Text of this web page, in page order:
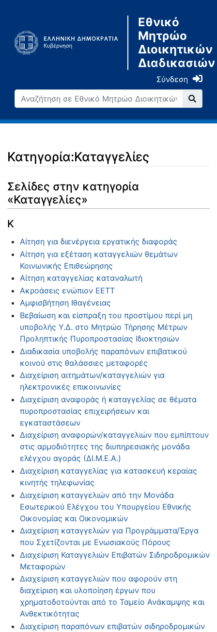
Εθνικό
Μητρώο
Διοικητικών
Διαδικασιών
Σύνδεση
Κατηγορία:Καταγγελίες
Μετάβαση σε: αναζήτηση
Σελίδες στην κατηγορία
«Καταγγελίες»
Κ
Αίτηση για διενέργεια εργατικής διαφοράς
Αίτηση για εξέταση καταγγελιών θεμάτων
Κοινωνικής Επιθεώρησης
Αίτηση καταγγελίας καταναλωτή
Ακροάσεις ενώπιον ΕΕΤΤ
Αμφισβήτηση Ιθαγένειας
Βεβαίωση και είσπραξη του προστίμου περί μη
υποβολής Υ.Δ. στο Μητρώο Τήρησης Μέτρων
Προληπτικής Πυροπροστασίας Ιδιοκτησιών
Διαδικασία υποβολής παραπόνων επιβατικού
κοινού στις θαλάσσιες μεταφορές
Διαχείριση αιτημάτων/καταγγελιών για
ηλεκτρονικές επικοινωνίες
Διαχείριση αναφοράς ή καταγγελίας σε θέματα
πυροπροστασίας επιχειρήσεων και
εγκαταστάσεων
Διαχείριση αναφορών/καταγγελιών που εμπίπτουν
στις αρμοδιότητες της διυπηρεσιακής μονάδα
ελέγχου αγοράς (ΔΙ.Μ.Ε.Α.)
Διαχείριση καταγγελίας για κατασκευή κεραίας
κινητής τηλεφωνίας
Διαχείριση καταγγελιών από την Μονάδα
Εσωτερικού Ελέγχου του Υπουργείου Εθνικής
Οικονομίας και Οικονομικών
Διαχείριση καταγγελιών για Προγράμματα/Έργα
που Σχετίζονται με Ενωσιακούς Πόρους
Διαχείριση Καταγγελιών Επιβατών Σιδηροδρομικών
Μεταφορών
Διαχείριση καταγγελιών που αφορούν στη
διαχείριση και υλοποίηση έργων που
χρηματοδοτούνται από το Ταμείο Ανάκαμψης και
Ανθεκτικότητας
Διαχείριση παραπόνων επιβατών σιδηροδρομικών